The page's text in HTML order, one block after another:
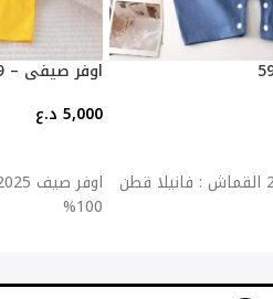
اوفر صيف 2025 القماش : فانيلا قطن
اوفر صيفي – 59
5,000 د.ع
100%